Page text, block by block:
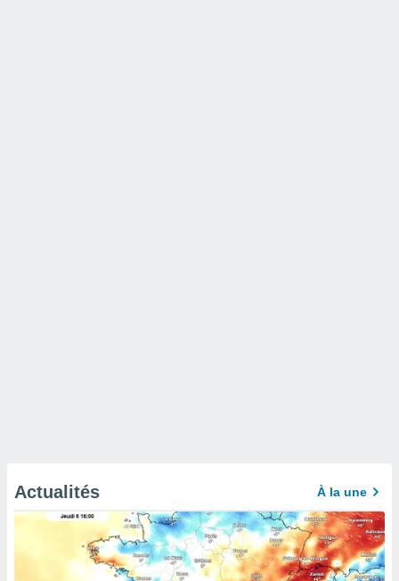
Actualités À la une